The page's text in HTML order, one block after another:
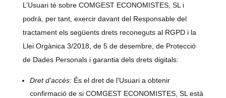
L’Usuari té sobre COMGEST ECONOMISTES, SL i
podrà, per tant, exercir davant del Responsable del
tractament els següents drets reconeguts al RGPD i la
Llei Orgànica 3/2018, de 5 de desembre, de Protecció
de Dades Personals i garantia dels drets digitals:
Dret d’accés: És el dret de l’Usuari a obtenir
confirmació de si COMGEST ECONOMISTES, SL està